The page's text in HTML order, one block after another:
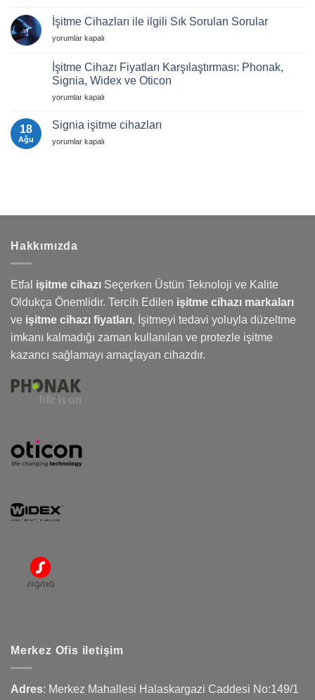
İşitme
Cihazı
Satın
SGK
Destek
Rehberi
2025
|
İşitme
Cihazları
İşitme Cihazları ile ilgili Sık Sorulan Sorular
İşitme
ile
ilgili
Sık
Sorulan
için
yorumlar kapalı
İşitme Cihazı Fiyatları Karşılaştırması: Phonak,
Signia, Widex ve Oticon
İşitme
Fiyatları
Karşılaştırması:
Phonak,
yorumlar kapalı
18
Ağu
Signia işitme cihazları
Signia
yorumlar kapalı
Hakkımızda
Etfal işitme cihazı Seçerken Üstün Teknoloji ve Kalite
Oldukça Önemlidir. Tercih Edilen işitme cihazı markaları
ve işitme cihazı fiyatları, İşitmeyi tedavi yoluyla düzeltme
imkanı kalmadığı zaman kullanılan ve protezle işitme
kazancı sağlamayı amaçlayan cihazdır.
Merkez Ofis iletişim
Adres: Merkez Mahallesi Halaskargazi Caddesi No:149/1